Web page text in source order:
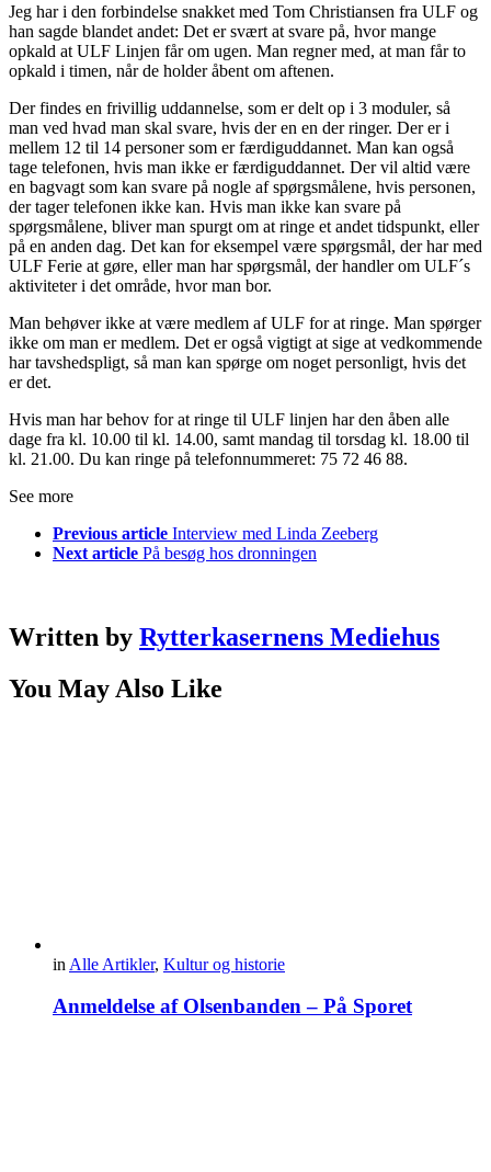
Jeg har i den forbindelse snakket med Tom Christiansen fra ULF og
han sagde blandet andet: Det er svært at svare på, hvor mange
opkald at ULF Linjen får om ugen. Man regner med, at man får to
opkald i timen, når de holder åbent om aftenen.
Der findes en frivillig uddannelse, som er delt op i 3 moduler, så
man ved hvad man skal svare, hvis der en en der ringer. Der er i
mellem 12 til 14 personer som er færdiguddannet. Man kan også
tage telefonen, hvis man ikke er færdiguddannet. Der vil altid være
en bagvagt som kan svare på nogle af spørgsmålene, hvis personen,
der tager telefonen ikke kan. Hvis man ikke kan svare på
spørgsmålene, bliver man spurgt om at ringe et andet tidspunkt, eller
på en anden dag. Det kan for eksempel være spørgsmål, der har med
ULF Ferie at gøre, eller man har spørgsmål, der handler om ULF´s
aktiviteter i det område, hvor man bor.
Man behøver ikke at være medlem af ULF for at ringe. Man spørger
ikke om man er medlem. Det er også vigtigt at sige at vedkommende
har tavshedspligt, så man kan spørge om noget personligt, hvis det
er det.
Hvis man har behov for at ringe til ULF linjen har den åben alle
dage fra kl. 10.00 til kl. 14.00, samt mandag til torsdag kl. 18.00 til
kl. 21.00. Du kan ringe på telefonnummeret: 75 72 46 88.
See more
Previous article Interview med Linda Zeeberg
Next article På besøg hos dronningen
Written by Rytterkasernens Mediehus
You May Also Like
in Alle Artikler, Kultur og historie
Anmeldelse af Olsenbanden – På Sporet